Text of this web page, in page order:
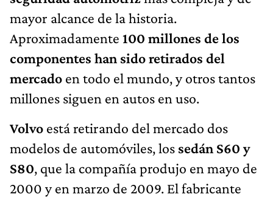
mayor alcance de la historia.
Aproximadamente 100 millones de los
componentes han sido retirados del
mercado en todo el mundo, y otros tantos
millones siguen en autos en uso.
Volvo está retirando del mercado dos
modelos de automóviles, los sedán S60 y
S80, que la compañía produjo en mayo de
2000 y en marzo de 2009. El fabricante